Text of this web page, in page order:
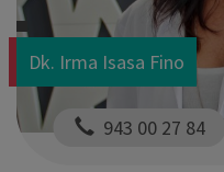
Dk. Irma Isasa Fino
943 00 27 84